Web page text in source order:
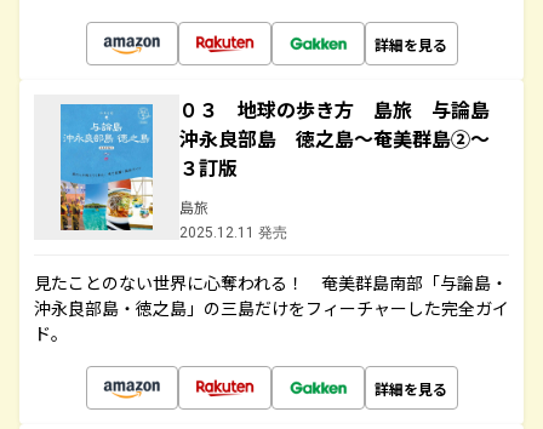
詳細を見る
０３ 地球の歩き方 島旅 与論島
沖永良部島 徳之島～奄美群島②～
３訂版
島旅
2025.12.11 発売
見たことのない世界に心奪われる！ 奄美群島南部「与論島・
沖永良部島・徳之島」の三島だけをフィーチャーした完全ガイ
ド。
詳細を見る